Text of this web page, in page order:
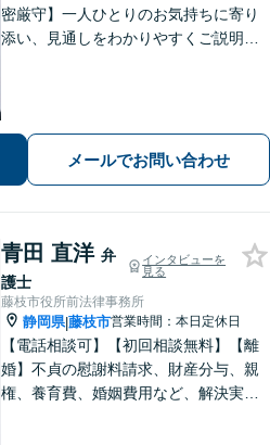
密厳守】一人ひとりのお気持ちに寄り
添い、見通しをわかりやすくご説明。
メールでお問い合わせ
青田 直洋 弁
護士
インタビューを
見る
藤枝市役所前法律事務所
静岡県|藤枝市営業時間：本日定休日
【電話相談可】【初回相談無料】【離
婚】不貞の慰謝料請求、財産分与、親
権、養育費、婚姻費用など、解決実績